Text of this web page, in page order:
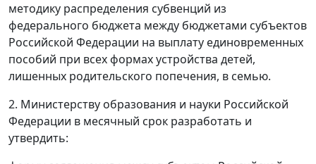
методику распределения субвенций из
федерального бюджета между бюджетами субъектов
Российской Федерации на выплату единовременных
пособий при всех формах устройства детей,
лишенных родительского попечения, в семью.
2. Министерству образования и науки Российской
Федерации в месячный срок разработать и
утвердить: